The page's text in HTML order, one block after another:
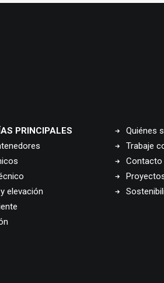
PRINCIPALES
elevación
Quiénes
Trabaje
Contacto